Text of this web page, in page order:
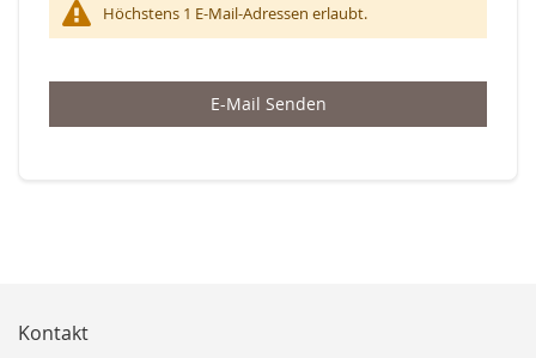
Höchstens 1 E-Mail-Adressen erlaubt.
E-Mail Senden
Kontakt